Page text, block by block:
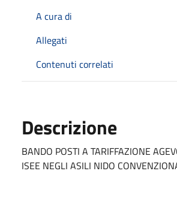
A cura di
Allegati
Contenuti correlati
Descrizione
BANDO POSTI A TARIFFAZIONE
ISEE NEGLI ASILI NIDO